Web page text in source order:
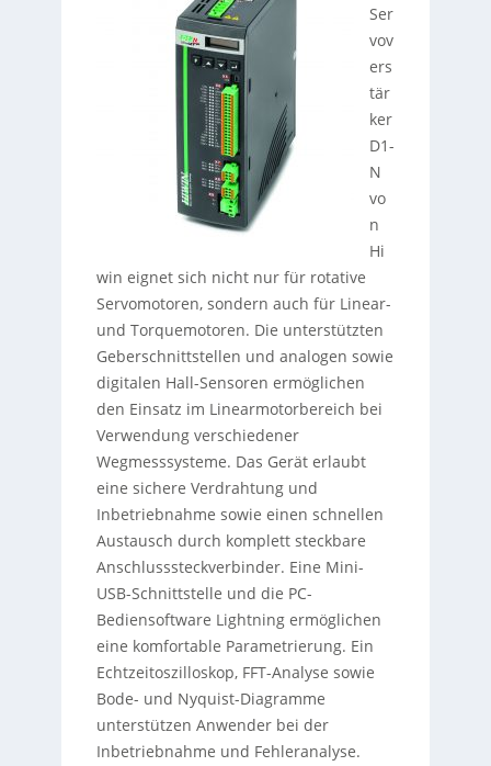
Ser
vov
ers
tär
ker
D1-
N
vo
n
Hi
win eignet sich nicht nur für rotative
Servomotoren, sondern auch für Linear-
und Torquemotoren. Die unterstützten
Geberschnittstellen und analogen sowie
digitalen Hall-Sensoren ermöglichen
den Einsatz im Linearmotorbereich bei
Verwendung verschiedener
Wegmesssysteme. Das Gerät erlaubt
eine sichere Verdrahtung und
Inbetriebnahme sowie einen schnellen
Austausch durch komplett steckbare
Anschlusssteckverbinder. Eine Mini-
USB-Schnittstelle und die PC-
Bediensoftware Lightning ermöglichen
eine komfortable Parametrierung. Ein
Echtzeitoszilloskop, FFT-Analyse sowie
Bode- und Nyquist-Diagramme
unterstützen Anwender bei der
Inbetriebnahme und Fehleranalyse.